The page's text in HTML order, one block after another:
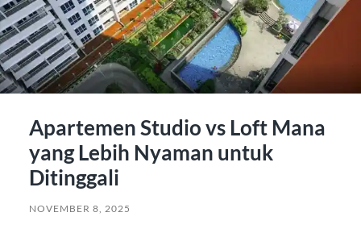
Apartemen Studio vs Loft Mana
yang Lebih Nyaman untuk
Ditinggali
NOVEMBER 8, 2025